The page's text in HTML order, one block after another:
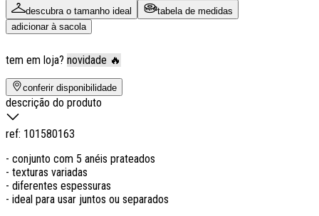
descubra o tamanho ideal
tabela de medidas
adicionar à sacola
tem em loja? novidade 🔥
conferir disponibilidade
descrição do produto
ref: 101580163
- conjunto com 5 anéis prateados
- texturas variadas
- diferentes espessuras
- ideal para usar juntos ou separados